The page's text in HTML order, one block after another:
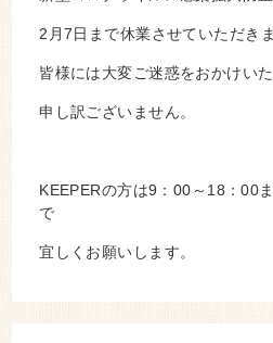
2月7日まで休業させていただきま
皆様には大変ご迷惑をおかけい
申し訳ございません。
KEEPERの方は9：00～18：00
で
宜しくお願いします。